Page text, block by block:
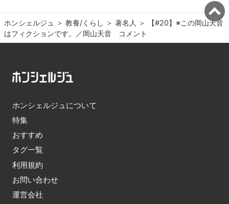
ホンシェルジュ ＞ 教養/くらし ＞ 著名人 ＞
【#20】※この岡山天音
はフィクションです。／岡山天音　コメント
ホンシェルジュについて
特集
おすすめ
タグ一覧
利用規約
お問い合わせ
運営会社